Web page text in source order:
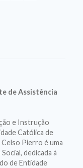
de Assistência
e Instrução
Católica de
Pierro é uma
dedicada à
de Entidade